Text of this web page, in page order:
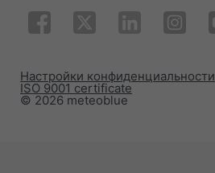
© 2026 meteoblue
ISO 9001 certificate
Настройки конфиденциальности